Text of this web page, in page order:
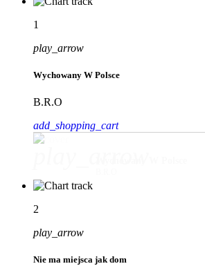
1
play_arrow
Wychowany W Polsce
B.R.O
add_shopping_cart
2
play_arrow
Nie ma miejsca jak dom